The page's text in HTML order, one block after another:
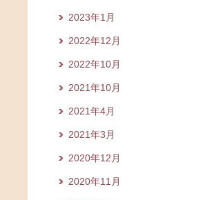
2023年1月
2022年12月
2022年10月
2021年10月
2021年4月
2021年3月
2020年12月
2020年11月